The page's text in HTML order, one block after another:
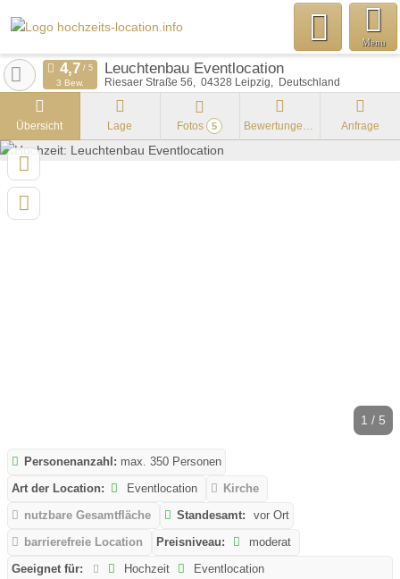
Menu
Leuchtenbau Eventlocation
Riesaer Straße 56 04328 Leipzig Deutschland
3 Bew.
Übersicht Lage Fotos 5 Bewertungen Anfrage
1 / 5
Personenanzahl: max. 350 Personen
Art der Location:
Eventlocation
Kirche
nutzbare Gesamtfläche
Standesamt:
vor Ort
barrierefreie Location
Preisniveau:
moderat
Geeignet für:
Hochzeit
Eventlocation